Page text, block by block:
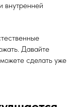
внутренней
Давайте
сделать уже